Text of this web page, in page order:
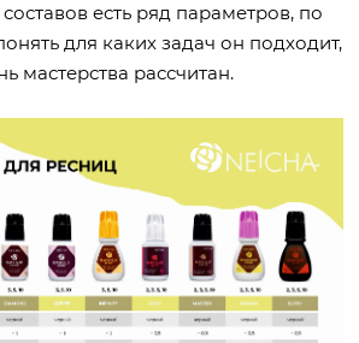
есть ряд параметров, по
для каких задач он подходит,
мастерства рассчитан.